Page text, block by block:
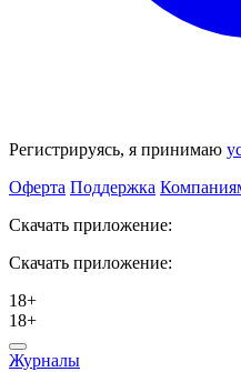
Регистрируясь, я принимаю
Оферта Поддержка
Скачать приложение:
Скачать приложение:
18+
18+
Журналы